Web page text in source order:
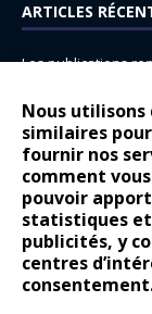
Nous utilisons
similaires
fournir nos
comment
pouvoir
statistiques
publicités, y
centres
ARTICLES
Les publications
14 juillet : nouveau
Renault Espace :
Peugeot E-208 GTi
COMMENTAIRES
Bernard Dardart